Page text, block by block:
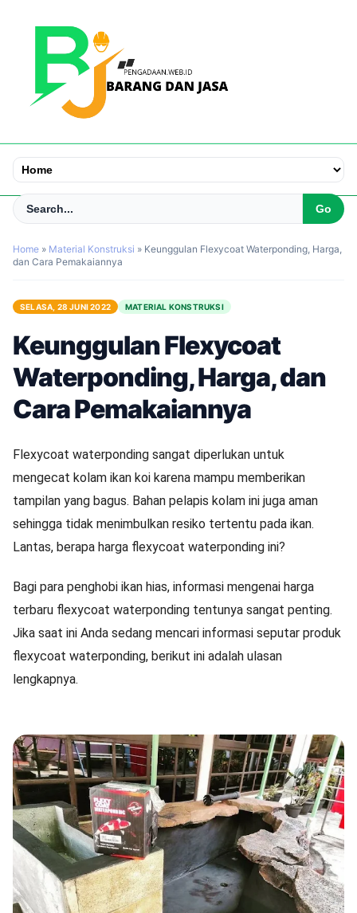
Home » Material Konstruksi » Keunggulan Flexycoat Waterponding, Harga,
dan Cara Pemakaiannya
SELASA, 28 JUNI 2022 MATERIAL KONSTRUKSI
Keunggulan Flexycoat
Waterponding, Harga, dan
Cara Pemakaiannya
Flexycoat waterponding sangat diperlukan untuk
mengecat kolam ikan koi karena mampu memberikan
tampilan yang bagus. Bahan pelapis kolam ini juga aman
sehingga tidak menimbulkan resiko tertentu pada ikan.
Lantas, berapa harga flexycoat waterponding ini?
Bagi para penghobi ikan hias, informasi mengenai harga
terbaru flexycoat waterponding tentunya sangat penting.
Jika saat ini Anda sedang mencari informasi seputar produk
flexycoat waterponding, berikut ini adalah ulasan
lengkapnya.